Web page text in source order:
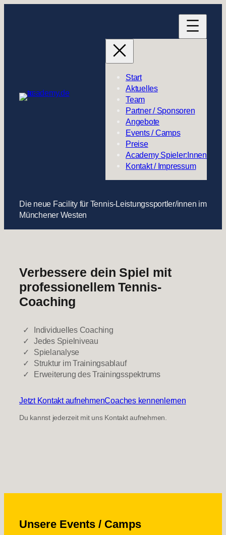
Start
Aktuelles
Team
Partner / Sponsoren
Angebote
Events / Camps
Preise
Academy Spieler:Innen
Kontakt / Impressum
Die neue Facility für Tennis-Leistungssportler/innen im
Münchener Westen
Verbessere dein Spiel mit
professionellem Tennis-
Coaching
Individuelles Coaching
Jedes Spielniveau
Spielanalyse
Struktur im Trainingsablauf
Erweiterung des Trainingsspektrums
Jetzt Kontakt aufnehmenCoaches kennenlernen
Du kannst jederzeit mit uns Kontakt aufnehmen.
Unsere Events / Camps